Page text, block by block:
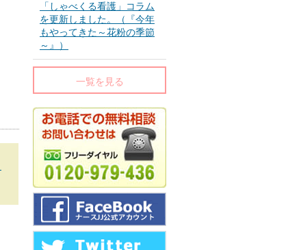
「しゃべくる看護」コラム
を更新しました。（『今年
もやってきた～花粉の季節
～』）
一覧を見る